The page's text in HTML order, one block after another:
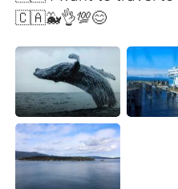
Deutsch 日本
한국어
ไทย
🇨🇦🐳👌💯😊